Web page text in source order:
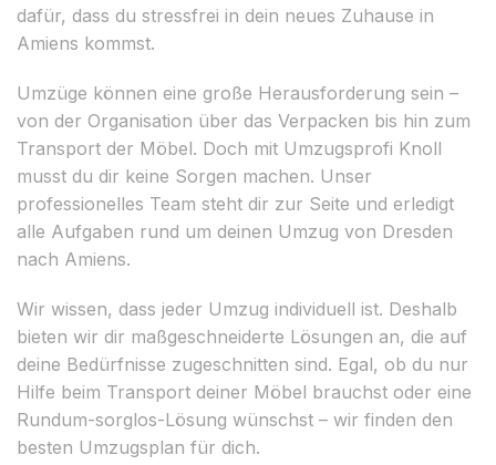
dafür, dass du stressfrei in dein neues Zuhause in
Amiens kommst.
Umzüge können eine große Herausforderung sein –
von der Organisation über das Verpacken bis hin zum
Transport der Möbel. Doch mit Umzugsprofi Knoll
musst du dir keine Sorgen machen. Unser
professionelles Team steht dir zur Seite und erledigt
alle Aufgaben rund um deinen Umzug von Dresden
nach Amiens.
Wir wissen, dass jeder Umzug individuell ist. Deshalb
bieten wir dir maßgeschneiderte Lösungen an, die auf
deine Bedürfnisse zugeschnitten sind. Egal, ob du nur
Hilfe beim Transport deiner Möbel brauchst oder eine
Rundum-sorglos-Lösung wünschst – wir finden den
besten Umzugsplan für dich.